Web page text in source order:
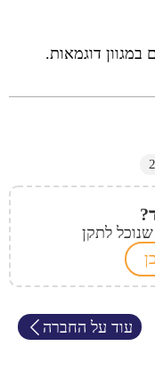
במגוון דוגמאות.
לתקן
עוד על החברה